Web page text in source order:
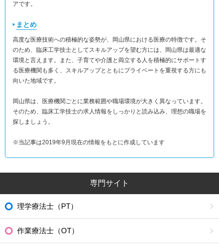
アです。
まとめ
高度な医療技術への積極的な姿勢が、岡山県における医療の特徴です。そ
のため、臨床工学技士としてスキルアップを望む方には、岡山県は最適な
環境と言えます。また、子育てや介護と両立する人を積極的にサポートす
る医療機関も多く、スキルアップとともにプライベートを重視する方にも
向いた地域です。
岡山県は、医療機関ごとに業務範囲や職場環境が大きく異なっています。
そのため、臨床工学技士の求人情報をしっかりと読み込み、理想の職場を
探しましょう。
※当記事は2019年9月現在の情報をもとに作成しています
専門サイト
理学療法士（PT）
作業療法士（OT）